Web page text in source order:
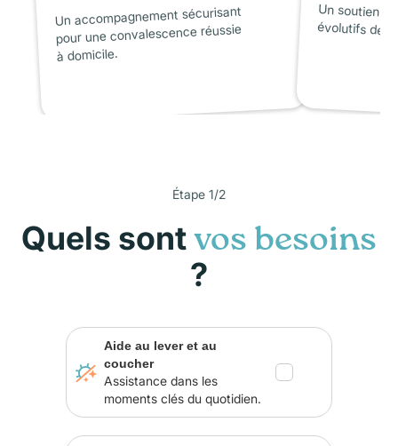
Un accompagnement sécurisant
pour une convalescence réussie
à domicile.
Un soutien
évolutifs de
Étape 1/2
Quels sont vos besoins
?
Aide au lever et au
coucher
Assistance dans les
moments clés du quotidien.